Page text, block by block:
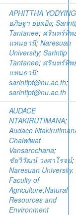
APHITTHA YODYING
อภิษฐา ยอดยิ่ง;
Tantanee; ศรินทร์ทิพ
แทนธานี; Naresuan
University; Sarintip
Tantanee; ศรินทร์ทิพ
แทนธานี;
sarintipt@nu.ac.th;
sarintipt@nu.ac.th
AUDACE
NTAKIRUTIMANA;
Audace
Chaiwiwat
Vansarochana;
ชัยวิวัฒน์ วงศาโรจน์;
Naresuan University.
Faculty of
Agriculture,Natural
Resources and
Environment